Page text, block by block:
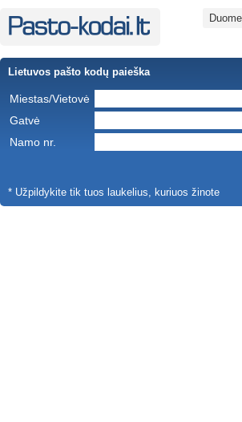
Lietuvos pašto kodų paieška
Miestas/Vietovė
Gatvė
Namo nr.
* Užpildykite tik tuos laukelius, kuriuos žinote